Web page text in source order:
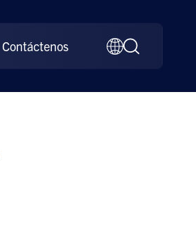
Contáctenos